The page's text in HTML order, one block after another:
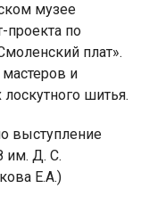
музее
проекта по
плат».
и
шитья.
выступление
им. Д. С.
Е.А.)